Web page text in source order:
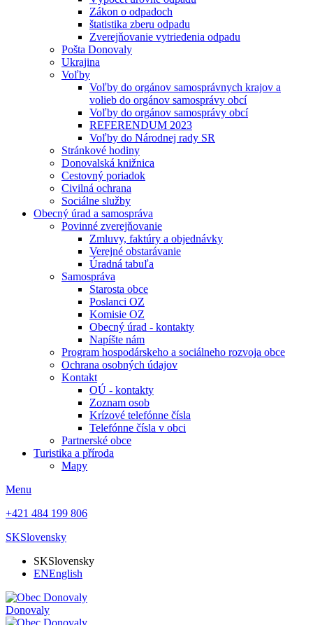
Zákon o odpadoch
štatistika zberu odpadu
Zverejňovanie vytriedenia odpadu
Pošta Donovaly
Ukrajina
Voľby
Voľby do orgánov samosprávnych krajov a
volieb do orgánov samosprávy obcí
Voľby do orgánov samosprávy obcí
REFERENDUM 2023
Voľby do Národnej rady SR
Stránkové hodiny
Donovalská knižnica
Cestovný poriadok
Civilná ochrana
Sociálne služby
Obecný úrad a samospráva
Povinné zverejňovanie
Zmluvy, faktúry a objednávky
Verejné obstarávanie
Úradná tabuľa
Samospráva
Starosta obce
Poslanci OZ
Komisie OZ
Obecný úrad - kontakty
Napíšte nám
Program hospodárskeho a sociálneho rozvoja obce
Ochrana osobných údajov
Kontakt
OÚ - kontakty
Zoznam osob
Krízové telefónne čísla
Telefónne čísla v obci
Partnerské obce
Turistika a příroda
Mapy
Menu
+421 484 199 806
SKSlovensky
SKSlovensky
ENEnglish
Donovaly